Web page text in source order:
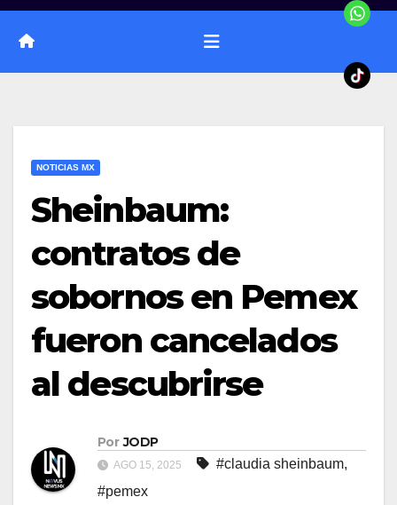
NOTICIAS MX
Sheinbaum:
contratos de
sobornos en Pemex
fueron cancelados
al descubrirse
Por JODP
AGO 15, 2025 #claudia sheinbaum,
#pemex